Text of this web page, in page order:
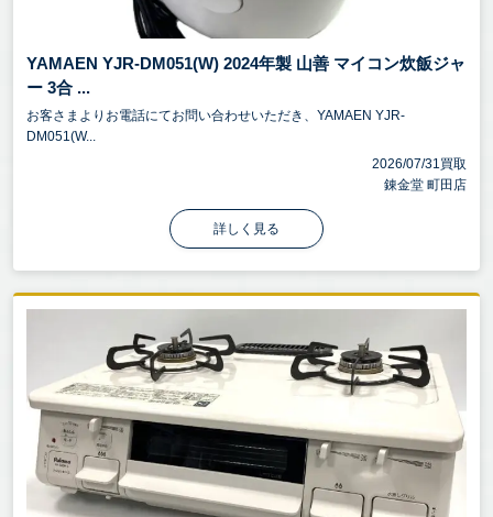
YAMAEN YJR-DM051(W) 2024年製 山善 マイコン炊飯ジャ
ー 3合 ...
お客さまよりお電話にてお問い合わせいただき、YAMAEN YJR-
DM051(W...
2026/07/31買取
錬金堂 町田店
詳しく見る